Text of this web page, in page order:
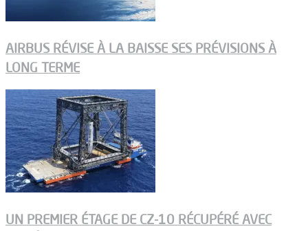
AIRBUS RÉVISE À LA BAISSE SES PRÉVISIONS À
LONG TERME
UN PREMIER ÉTAGE DE CZ-10 RÉCUPÉRÉ AVEC